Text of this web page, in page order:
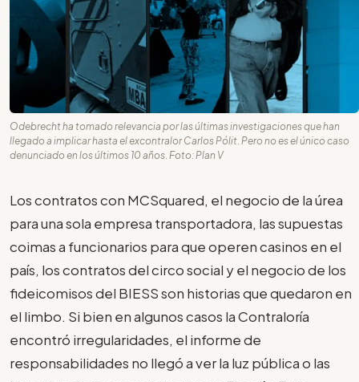
Odebrecht ha tomado relevancia por las últimas investigaciones que han
llegado a implicar hasta el excontralor Carlos Pólit. Pero no es el único caso
denunciado en los últimos 10 años. Foto: Plan V
Los contratos con MCSquared, el negocio de la úrea
para una sola empresa transportadora, las supuestas
coimas a funcionarios para que operen casinos en el
país, los contratos del circo social y el negocio de los
fideicomisos del BIESS son historias que quedaron en
el limbo. Si bien en algunos casos la Contraloría
encontró irregularidades, el informe de
responsabilidades no llegó a ver la luz pública o las